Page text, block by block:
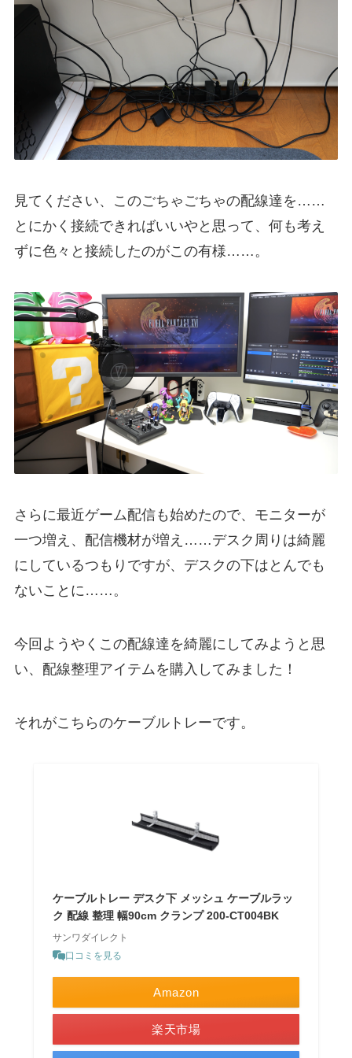
見てください、このごちゃごちゃの配線達を……
とにかく接続できればいいやと思って、何も考え
ずに色々と接続したのがこの有様……。
さらに最近ゲーム配信も始めたので、モニターが
一つ増え、配信機材が増え……デスク周りは綺麗
にしているつもりですが、デスクの下はとんでも
ないことに……。
今回ようやくこの配線達を綺麗にしてみようと思
い、配線整理アイテムを購入してみました！
それがこちらのケーブルトレーです。
ケーブルトレー デスク下 メッシュ ケーブルラッ
ク 配線 整理 幅90cm クランプ 200-CT004BK
サンワダイレクト
口コミを見る
Amazon
楽天市場